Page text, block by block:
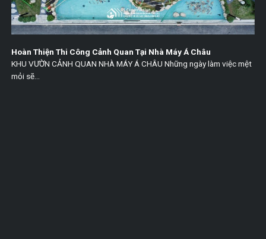
Hoàn Thiện Thi Công Cảnh Quan Tại Nhà Máy Á Châu
KHU VƯỜN CẢNH QUAN NHÀ MÁY Á CHÂU Những ngày làm việc mệt
mỏi sẽ...